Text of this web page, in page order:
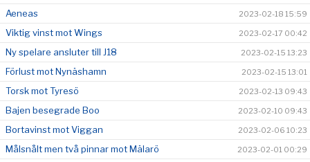
Aeneas 2023-02-18 15:59
Viktig vinst mot Wings 2023-02-17 00:42
Ny spelare ansluter till J18 2023-02-15 13:23
Förlust mot Nynäshamn 2023-02-15 13:01
Torsk mot Tyresö 2023-02-13 09:43
Bajen besegrade Boo 2023-02-10 09:43
Bortavinst mot Viggan 2023-02-06 10:23
Målsnålt men två pinnar mot Mälarö 2023-02-01 00:29